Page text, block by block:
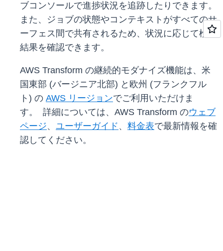
ブコンソールで進捗状況を追跡したりできます。
また、ジョブの状態やコンテキストがすべてのサ
ーフェス間で共有されるため、状況に応じて検出
結果を確認できます。
AWS Transform の継続的モダナイズ機能は、米
国東部 (バージニア北部) と欧州 (フランクフル
ト) の AWS リージョンでご利用いただけま
す。 詳細については、AWS Transform のウェブ
ページ、 ユーザーガイド 、 料金表で最新情報を確
認してください。